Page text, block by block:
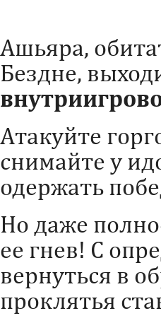
Ашьяра,
Бездне,
Атакуйте
снимайте у
одержать
Но даже
ее гнев! С
вернуться в
проклятья